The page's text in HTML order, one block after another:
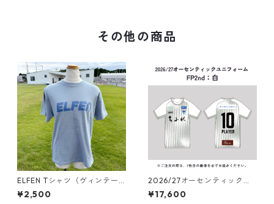
その他の商品
ELFEN Tシャツ（ヴィンテー
ジ風）アシッドブルー
¥2,500
2026/27オーセンティックユ
ニフォーム フィールドプレー
ヤー（2nd：白）
¥17,600